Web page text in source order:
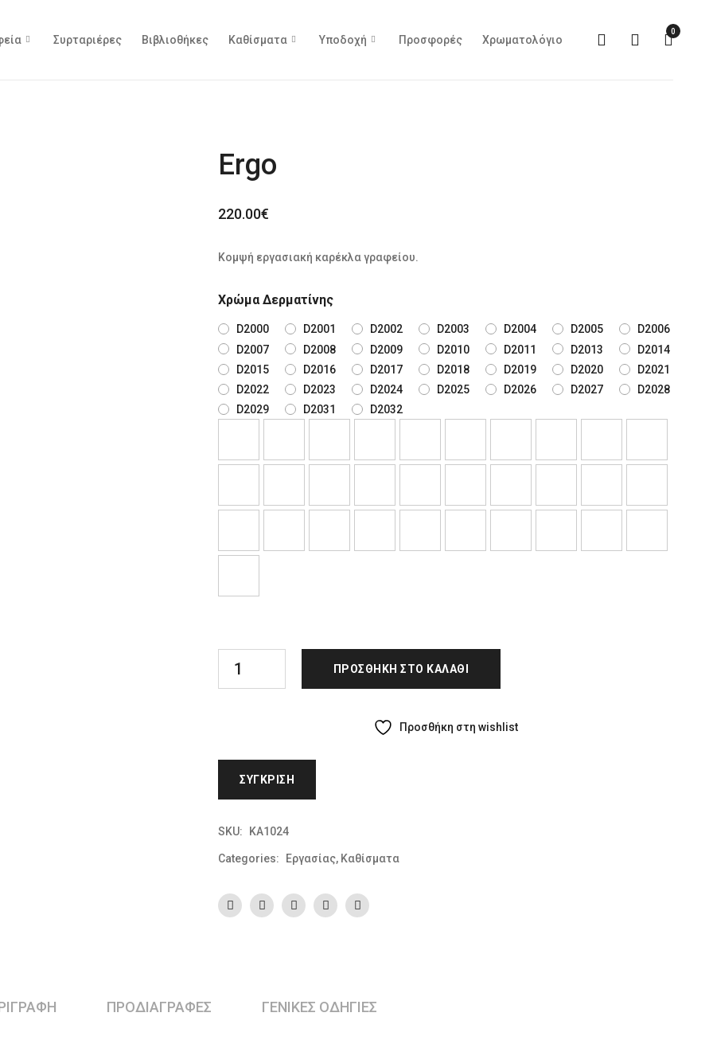
Συρταριέρες Βιβλιοθήκες Καθίσματα Υποδοχή Προσφορές Χρωματολόγιο
0
Ergo
220.00€
Κομψή εργασιακή καρέκλα γραφείου.
Χρώμα Δερματίνης
D2000 D2001 D2002 D2003 D2004 D2005
D2006
D2007
D2008 D2009 D2010 D2011 D2013
D2014
D2015
D2016 D2017 D2018 D2019 D2020
D2021
D2022
D2023 D2024 D2025 D2026 D2027
D2028
D2029
D2031 D2032
ΠΡΟΣΘΉΚΗ ΣΤΟ ΚΑΛΆΘΙ
Προσθήκη στη wishlist
ΣΎΓΚΡΙΣΗ
SKU: KA1024
Categories: Εργασίας, Καθίσματα
ΠΡΟΔΙΑΓΡΑΦΕΣ ΓΕΝΙΚΕΣ ΟΔΗΓΙΕΣ